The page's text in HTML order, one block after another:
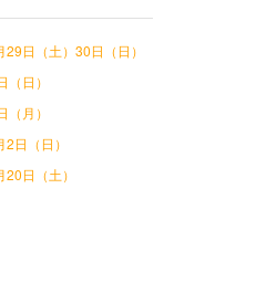
29日（土）30日（日）
日）
月）
日（日）
日（土）